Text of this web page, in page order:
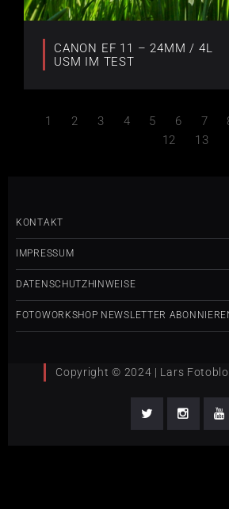
CANON EF 11 – 24MM / 4L
USM IM TEST
1 2 3 4 5 6 7
12
13
KONTAKT
IMPRESSUM
DATENSCHUTZHINWEISE
FOTOWORKSHOP NEWSLETTER
Copyright © 2024 | Lars